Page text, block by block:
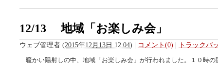
12/13 地域「お楽しみ会」
ウェブ管理者 (2015年12月13日 12:04) | コメント(0) | トラックバ
暖かい陽射しの中、地域「お楽しみ会」が行われました。１０時の